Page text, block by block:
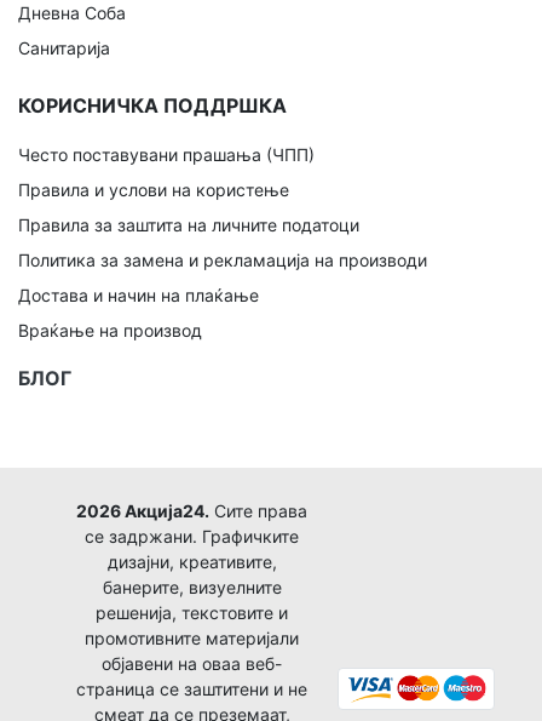
Дневна Соба
Санитарија
КОРИСНИЧКА ПОДДРШКА
Често поставувани прашања (ЧПП)
Правила и услови на користење
Правила за заштита на личните податоци
Политика за замена и рекламација на производи
Достава и начин на плаќање
Враќање на производ
БЛОГ
2026 Акција24. Сите права
се задржани. Графичките
дизајни, креативите,
банерите, визуелните
решенија, текстовите и
промотивните материјали
објавени на оваа веб-
страница се заштитени и не
смеат да се преземаат,